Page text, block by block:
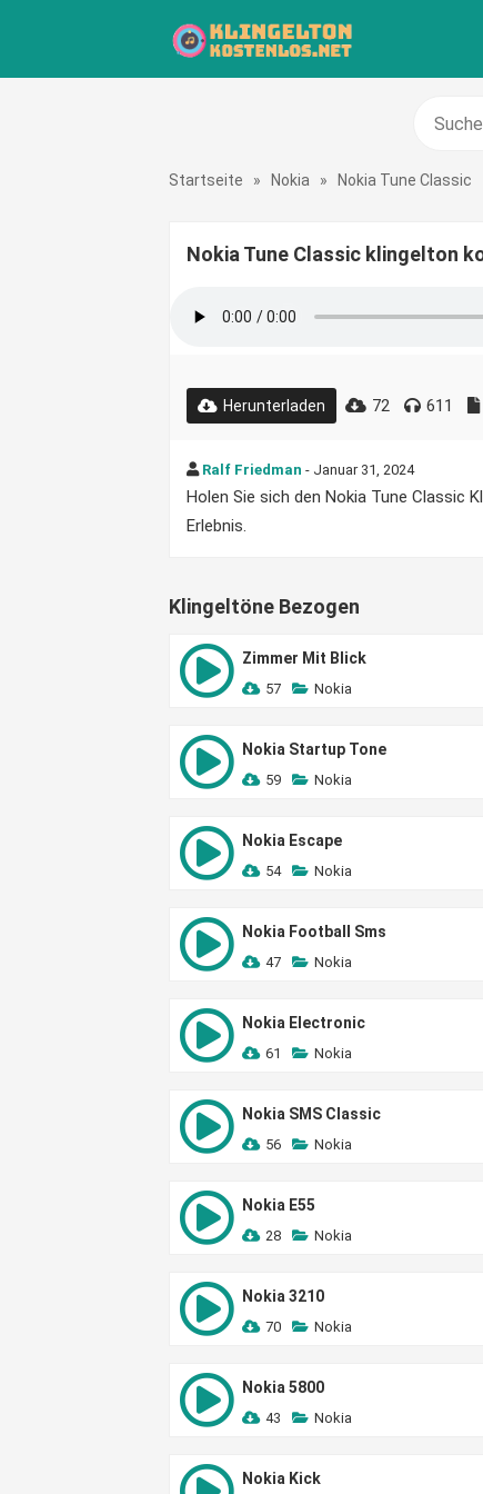
Startseite » Nokia » Nokia Tune Classic
Nokia Tune Classic klingelton
Herunterladen 72 611
Ralf Friedman - Januar 31, 2024
Holen Sie sich den Nokia Tune Classic
Erlebnis.
Klingeltöne Bezogen
Zimmer Mit Blick
57 Nokia
Nokia Startup Tone
59 Nokia
Nokia Escape
54 Nokia
Nokia Football Sms
47 Nokia
Nokia Electronic
61 Nokia
Nokia SMS Classic
56 Nokia
Nokia E55
28 Nokia
Nokia 3210
70 Nokia
Nokia 5800
43 Nokia
Nokia Kick